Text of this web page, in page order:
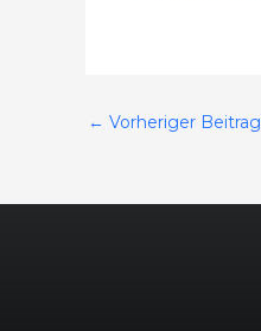
← Vorheriger Beitrag